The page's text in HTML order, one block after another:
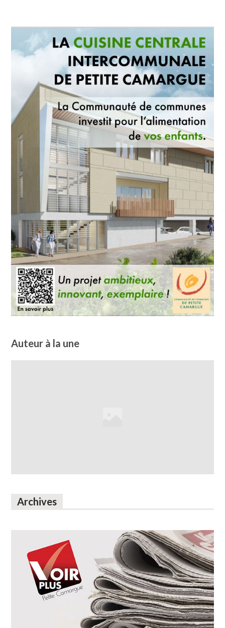
Auteur à la une
Archives